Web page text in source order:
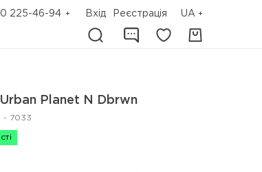
225-46-94 Вхід Реєстрація UA
Planet N Dbrwn
- 7033